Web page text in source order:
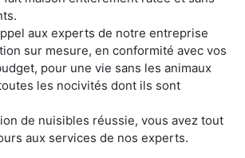
aux experts de notre entreprise
sur mesure, en conformité avec vos
pour une vie sans les animaux
les nocivités dont ils sont
de nuisibles réussie, vous avez tout
aux services de nos experts.